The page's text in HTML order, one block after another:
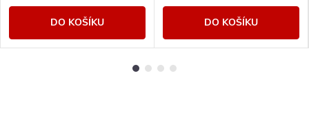
DO KOŠÍKU DO KOŠÍKU